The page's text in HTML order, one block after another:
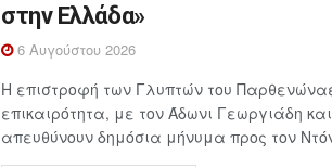
στην Ελλάδα»
6 Αυγούστου 2026
Η επιστροφή των Γλυπτών του
επικαιρότητα, με τον Άδωνι Γεωργιάδη
απευθύνουν δημόσια μήνυμα προς τον